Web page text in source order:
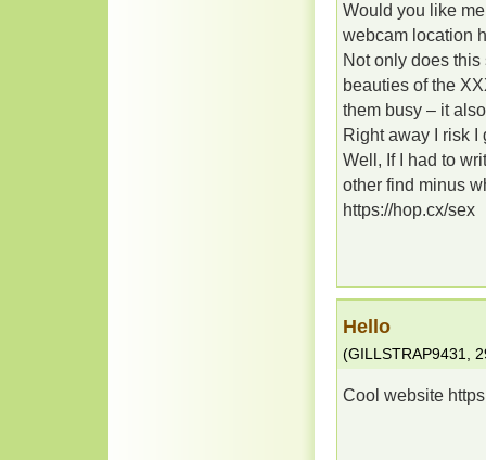
Would you like
webcam location
Not only does
beauties of the
them busy – it
Right away I risk I
Well, If I had to
other find minus
https://hop.cx/sex
Hello
(GILLSTRAP9431,
Cool website